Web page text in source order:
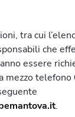
tra cui
che
essere
mezzo
.